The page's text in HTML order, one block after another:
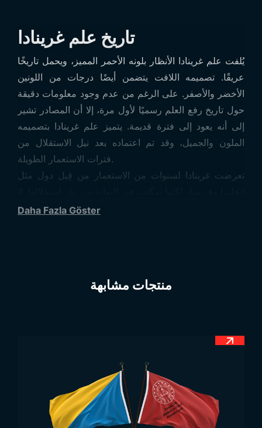
تاريخ علم غرينادا
يُلفت علم غرينادا الأنظار بلونه الأحمر المميز، ويحمل تاريخًا
عريقًا. تصميمه اللافت يتضمن أيضًا درجات من اللونين
الأخضر والأصفر. على الرغم من عدم وجود معلومات دقيقة
حول تاريخ رفع العلم رسميًا لأول مرة، إلا أن المصادر تشير
إلى أنه يعود إلى فترة قديمة. يتميز علم غرينادا بتصميمه
الملون والجميل، وقد تم اعتماده بعد نيل الاستقلال من
فترات الاستعمار الطويلة.
تعرضت غرينادا لسنوات من الاستعمار من قِبل دول مثل
يُعرف بالضبط في أي سنة أو فترة تم إعلان الاستقلال
يتميز علم غرينادا بلونه الأحمر البارز، ويُعتبر رمزًا رسميًا
الدماء التي سالت في سبيل الحرية، وكذلك إلى السلام
أما اللون الأصفر في المربع الأوسط، فيرمز إلى الخصوبة
وأشعة الشمس. ويُعبّر اللون الأخضر عن الثروة والأمل في
المستقبل. النجمة الموجودة في الوسط، إضافةً إلى النجوم
العلوية والسفلية، تمثل النظام الإداري للدولة. كما أن رمز
Daha Fazla Göster
منتجات مشابهة